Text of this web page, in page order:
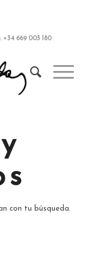
+34 669 003 180
con tu búsqueda.